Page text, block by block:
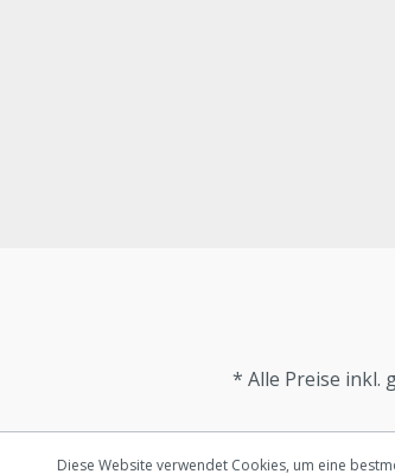
* Alle Preise inkl.
Diese Website verwendet Cookies, um eine